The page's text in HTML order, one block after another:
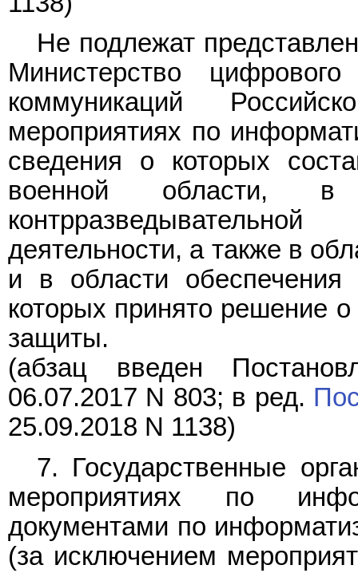
Не подлежат
Министерство
коммуникаций
мероприятиях по
сведения о которых
военной области, в
деятельности, а также в
и в области
которых принято решение
защиты.
(абзац введен
06.07.2017 N 803; в ред.
25.09.2018 N 1138)
7. Государственные
мероприятиях по
документами по
(за исключением